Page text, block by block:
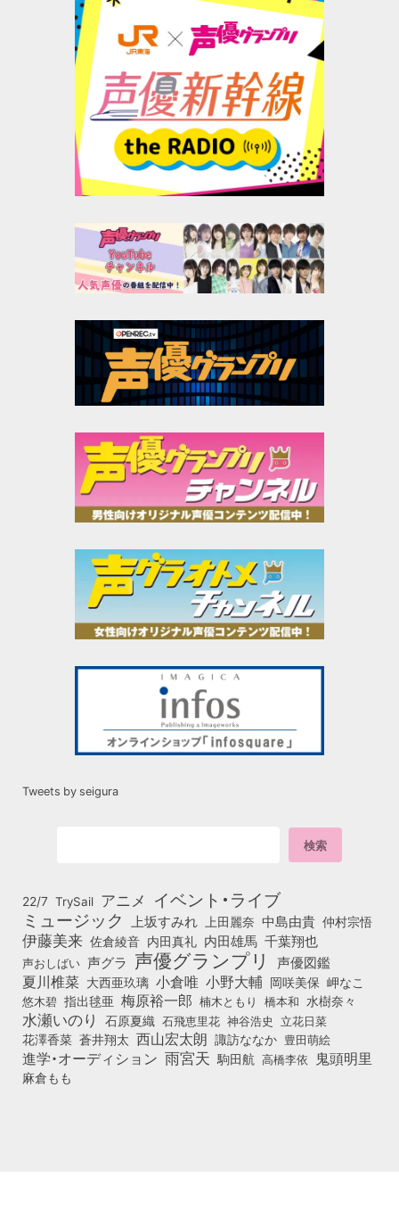
Tweets by seigura
22/7 TrySail アニメ イベント・ライブ
ミュージック 上坂すみれ 上田麗奈 中島由貴 仲村宗悟
伊藤美来 佐倉綾音 内田真礼 内田雄馬 千葉翔也
声おしばい 声グラ 声優グランプリ 声優図鑑
夏川椎菜 大西亜玖璃 小倉唯 小野大輔 岡咲美保 岬なこ
悠木碧 指出毬亜 梅原裕一郎 楠木ともり 橋本和 水樹奈々
水瀬いのり 石原夏織 石飛恵里花 神谷浩史 立花日菜
花澤香菜 蒼井翔太 西山宏太朗 諏訪ななか 豊田萌絵
進学・オーディション 雨宮天 駒田航 高橋李依 鬼頭明里
麻倉もも